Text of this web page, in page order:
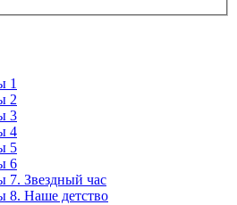
1
2
3
4
5
6
7. Звездный час
8. Наше детство